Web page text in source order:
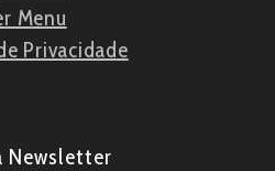
Menu
Privacidade
Newsletter